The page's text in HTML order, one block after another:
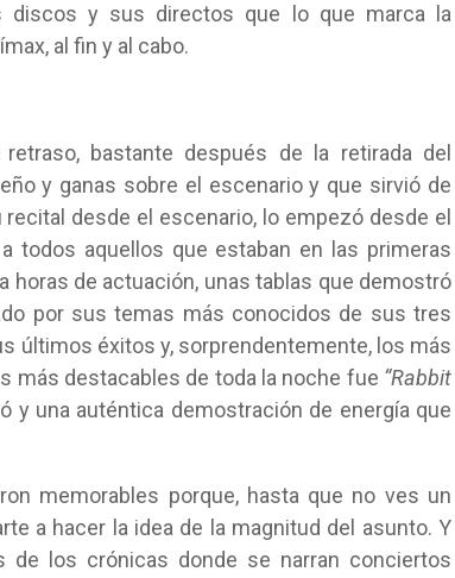
discos y sus directos que lo que marca la
al fin y al cabo.
bastante después de la retirada del
y ganas sobre el escenario y que sirvió de
desde el escenario, lo empezó desde el
todos aquellos que estaban en las primeras
horas de actuación, unas tablas que demostró
por sus temas más conocidos de sus tres
últimos éxitos y, sorprendentemente, los más
más destacables de toda la noche fue “Rabbit
y una auténtica demostración de energía que
memorables porque, hasta que no ves un
a hacer la idea de la magnitud del asunto. Y
los crónicas donde se narran conciertos